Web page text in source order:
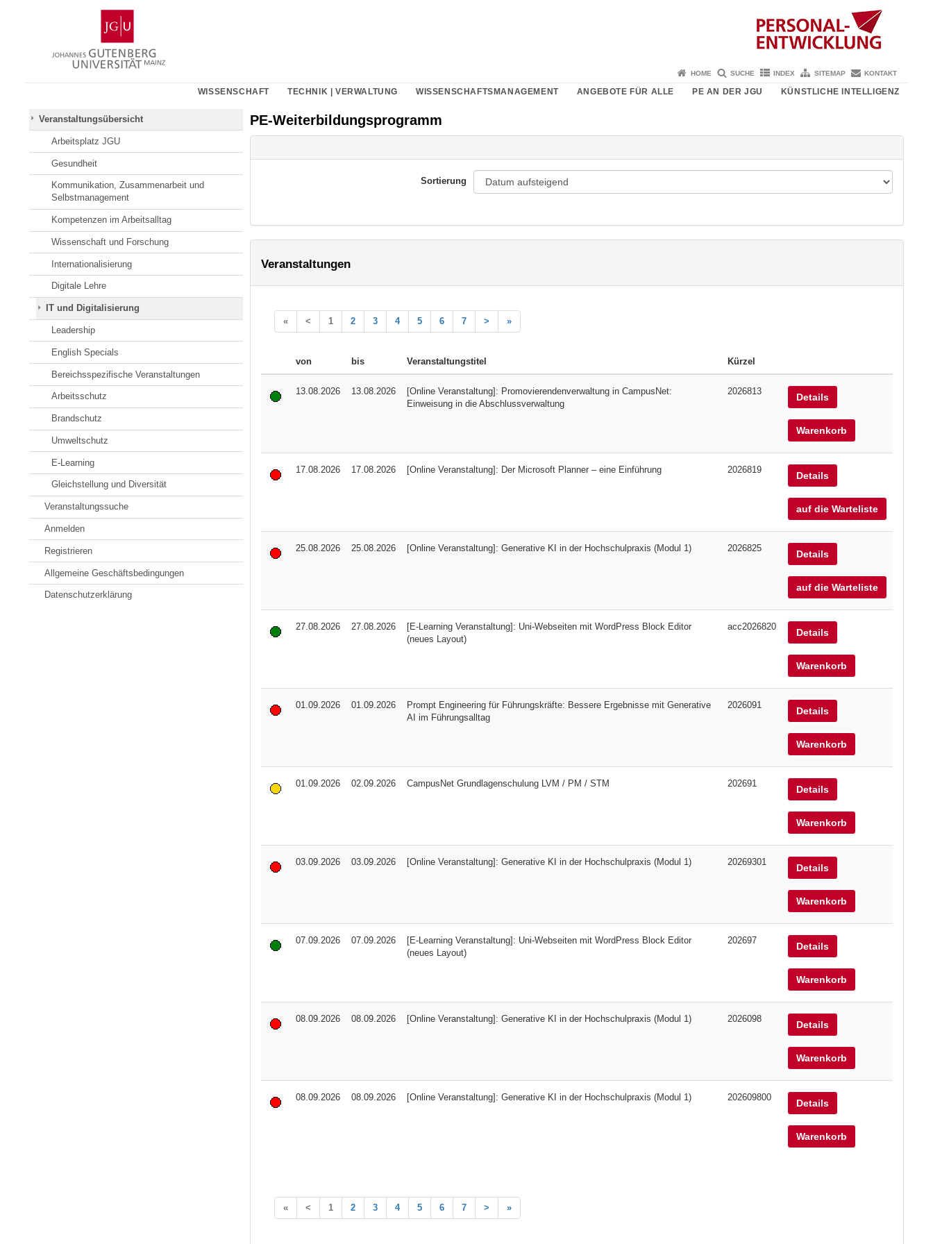
Gutenberg-
Universität
Mainz
HOME SUCHE INDEX SITEMAP KONTAKT
WISSENSCHAFT TECHNIK | VERWALTUNG WISSENSCHAFTSMANAGEMENT ANGEBOTE FÜR ALLE PE AN DER JGU KÜNSTLICHE INTELLIGENZ
Veranstaltungsübersicht
Arbeitsplatz JGU
Gesundheit
Kommunikation, Zusammenarbeit und
Selbstmanagement
Kompetenzen im Arbeitsalltag
Wissenschaft und Forschung
Internationalisierung
Digitale Lehre
IT und Digitalisierung
Leadership
English Specials
Bereichsspezifische Veranstaltungen
Arbeitsschutz
Brandschutz
Umweltschutz
E-Learning
Gleichstellung und Diversität
Veranstaltungssuche
Anmelden
Registrieren
Allgemeine Geschäftsbedingungen
Datenschutzerklärung
PE-Weiterbildungsprogramm
Sortierung
Veranstaltungen
« < 1 2 3 4 5 6 7 > »
von bis Veranstaltungstitel Kürzel
13.08.2026 13.08.2026
[Online Veranstaltung]: Promovierendenverwaltung in CampusNet:
Einweisung in die Abschlussverwaltung
2026813
Details
Warenkorb
17.08.2026 17.08.2026 [Online Veranstaltung]: Der Microsoft Planner – eine Einführung 2026819
Details
auf die Warteliste
25.08.2026 25.08.2026 [Online Veranstaltung]: Generative KI in der Hochschulpraxis (Modul 1) 2026825
Details
auf die Warteliste
27.08.2026 27.08.2026
[E-Learning Veranstaltung]: Uni-Webseiten mit WordPress Block Editor
(neues Layout)
acc2026820
Details
Warenkorb
01.09.2026 01.09.2026
Prompt Engineering für Führungskräfte: Bessere Ergebnisse mit Generative
AI im Führungsalltag
2026091
Details
Warenkorb
01.09.2026 02.09.2026 CampusNet Grundlagenschulung LVM / PM / STM 202691
Details
Warenkorb
03.09.2026 03.09.2026 [Online Veranstaltung]: Generative KI in der Hochschulpraxis (Modul 1) 20269301
Details
Warenkorb
07.09.2026 07.09.2026
[E-Learning Veranstaltung]: Uni-Webseiten mit WordPress Block Editor
(neues Layout)
202697
Details
Warenkorb
08.09.2026 08.09.2026 [Online Veranstaltung]: Generative KI in der Hochschulpraxis (Modul 1) 2026098
Details
Warenkorb
08.09.2026 08.09.2026 [Online Veranstaltung]: Generative KI in der Hochschulpraxis (Modul 1) 202609800
Details
Warenkorb
« < 1 2 3 4 5 6 7 > »